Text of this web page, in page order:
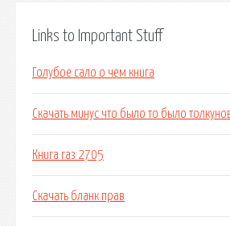
Links to Important Stuff
Голубое сало о чем книга
Скачать минус что было то было
Книга газ 2705
Скачать бланк прав